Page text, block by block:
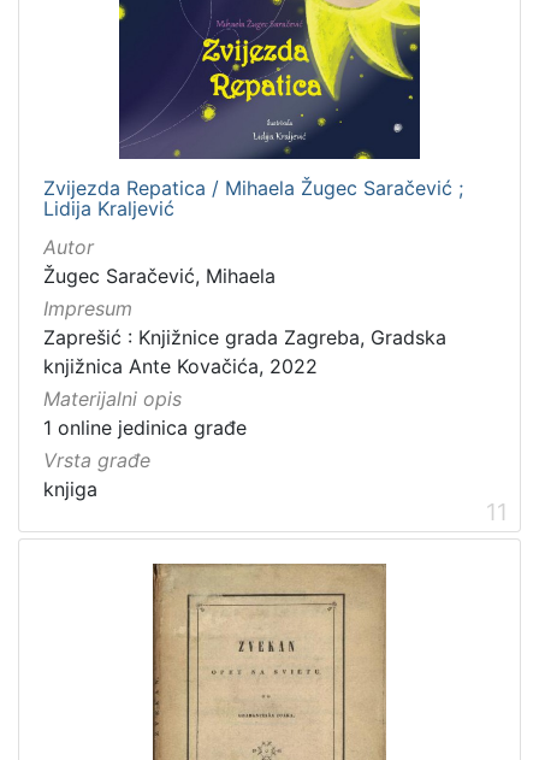
Zvijezda Repatica / Mihaela Žugec Saračević ;
Lidija Kraljević
Autor
Žugec Saračević, Mihaela
Impresum
Zaprešić : Knjižnice grada Zagreba, Gradska
knjižnica Ante Kovačića, 2022
Materijalni opis
1 online jedinica građe
Vrsta građe
knjiga
11